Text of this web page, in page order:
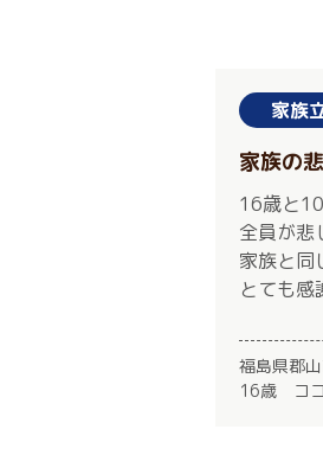
家族
家族の
16歳と
全員が悲
家族と同
とても感
福島県郡
16歳 ココ